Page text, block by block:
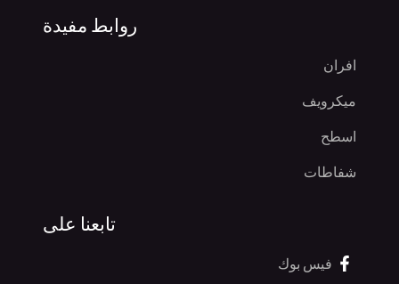
روابط مفيدة
افران
ميكرويف
اسطح
شفاطات
تابعنا على
فيس بوك